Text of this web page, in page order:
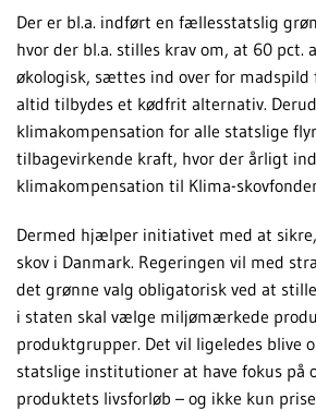
Der er bl.a. indført en fællesstatslig
hvor der bl.a. stilles krav om, at 60 pct.
økologisk, sættes ind over for
altid tilbydes et kødfrit alternativ.
klimakompensation for alle statslige
tilbagevirkende kraft, hvor der årligt
klimakompensation til Klima-
Dermed hjælper initiativet med at
skov i Danmark. Regeringen vil med
det grønne valg obligatorisk ved at
i staten skal vælge miljømærkede
produktgrupper. Det vil ligeledes blive
statslige institutioner at have fokus på
produktets livsforløb – og ikke kun